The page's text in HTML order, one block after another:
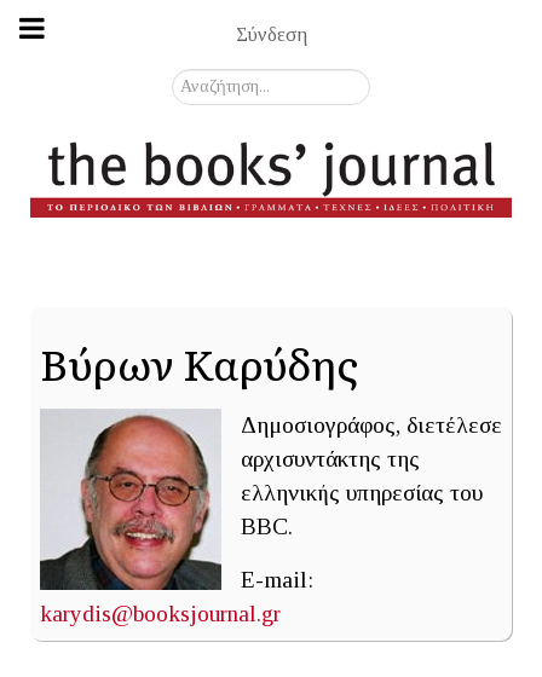
Σύνδεση
Αναζήτηση...
Βύρων Καρύδης
Δημοσιογράφος, διετέλεσε
αρχισυντάκτης της
ελληνικής υπηρεσίας του
BBC.
E-mail:
karydis@booksjournal.gr